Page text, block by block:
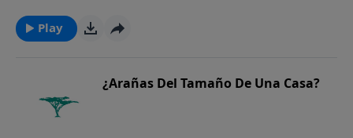
Play
¿Arañas Del Tamaño De Una Casa?